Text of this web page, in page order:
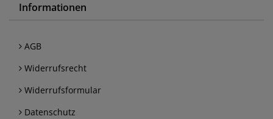
Informationen
AGB
Widerrufsrecht
Widerrufsformular
Datenschutz